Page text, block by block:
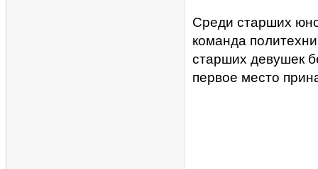
Среди старших
команда
старших девушек
первое место